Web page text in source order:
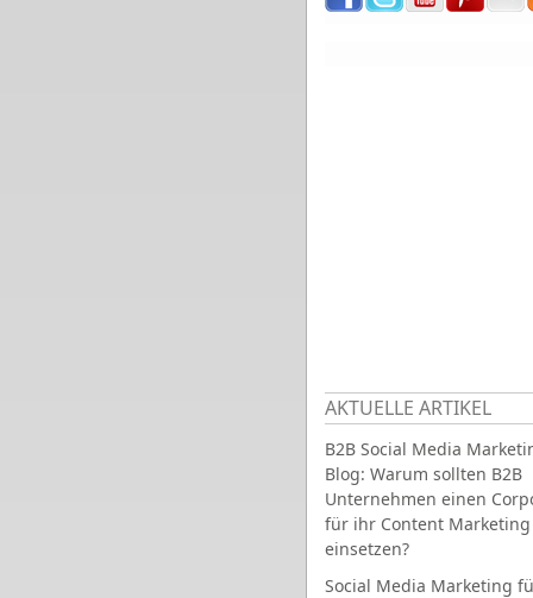
AKTUELLE ARTIKEL
B2B Social Media
Blog: Warum sollten B2B
Unternehmen einen
für ihr Content Marketing
einsetzen?
Social Media Marketing